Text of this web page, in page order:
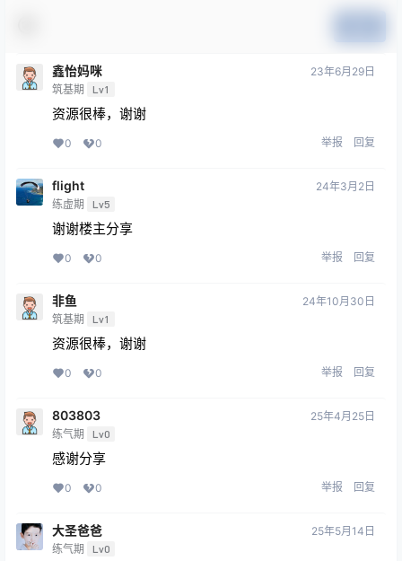
鑫怡妈咪
筑基期 Lv1
23年6月29日
资源很棒，谢谢
0 0 举报 回复
flight
练虚期 Lv5
24年3月2日
谢谢楼主分享
0 0 举报 回复
非鱼
筑基期 Lv1
24年10月30日
资源很棒，谢谢
0 0 举报 回复
803803
练气期 Lv0
25年4月25日
感谢分享
0 0 举报 回复
大圣爸爸
练气期 Lv0
25年5月14日